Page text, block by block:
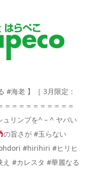
#海老 】［ 3月限定：
＝＝＝＝＝＝＝＝＝
ュリンプを^ – ^ ヤバい
の旨さが #玉らない
#hirihiri #ヒリヒ
#カレスタ #華麗なる